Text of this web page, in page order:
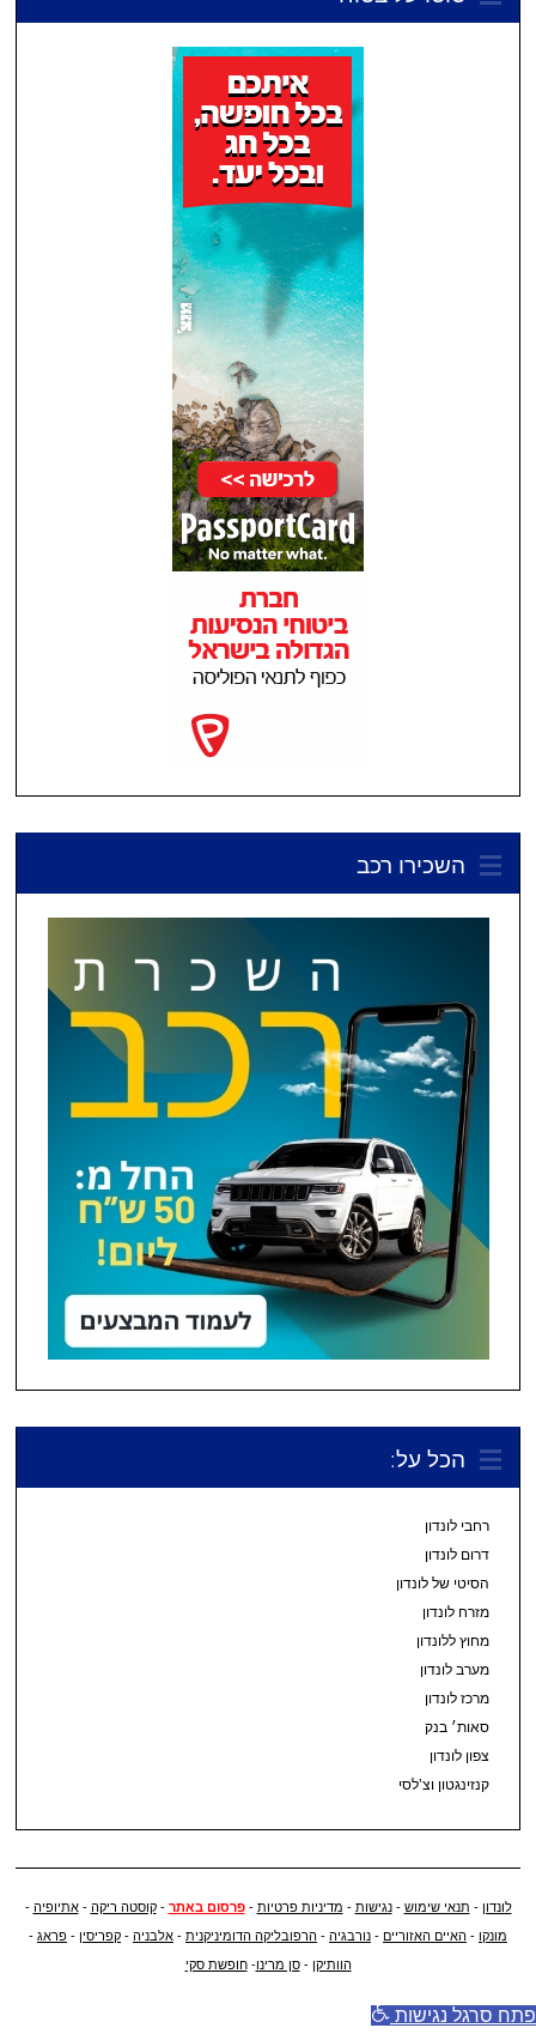
השכירו רכב
הכל על:
רחבי לונדון
דרום לונדון
הסיטי של לונדון
מזרח לונדון
מחוץ ללונדון
מערב לונדון
מרכז לונדון
סאות׳ בנק
צפון לונדון
קנזינגטון וצ’לסי
לונדון - תנאי שימוש -נגישות - מדיניות פרטיות -פרסום באתר -קוסטה ריקה -אתיופיה -
מונקו - האיים האזוריים - נורבגיה - הרפובליקה הדומיניקנית - אלבניה - קפריסין - פראג -
הוותיקן -סן מרינו-חופשת סקי
פתח סרגל נגישות